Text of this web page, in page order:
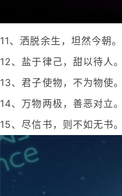
11、洒脱余生，坦然今朝。
12、盐于律己，甜以待人。
13、君子使物，不为物使。
14、万物两极，善恶对立。
15、尽信书，则不如无书。